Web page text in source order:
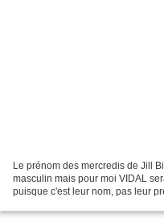
Le prénom des mercredis de Jill
masculin mais pour moi VIDAL
puisque c'est leur nom, pas leur